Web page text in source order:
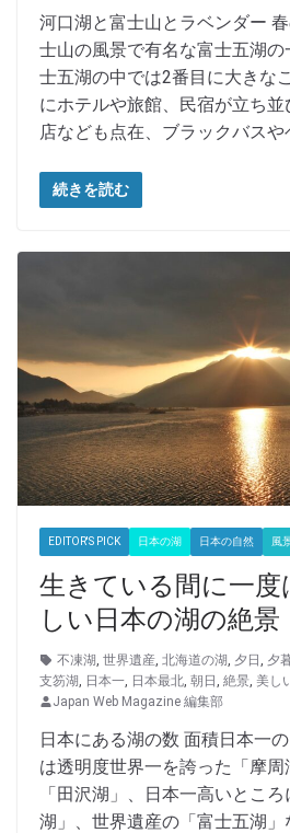
河口湖と富士山とラベンダー
士山の風景で有名な富士五湖
士五湖の中では2番目に大きな
にホテルや旅館、民宿が立ち
店なども点在、ブラックバスや
続きを読む
EDITOR'S PICK 日本の湖 日本の自然 風
生きている間に一度
しい日本の湖の絶景
不凍湖 世界遺産 北海道の湖 夕日 夕
支笏湖
日本一 日本最北 朝日 絶景 美し
Japan Web Magazine 編集部
日本にある湖の数 面積日本一
は透明度世界一を誇った「摩
「田沢湖」、日本一高いとこ
湖」、世界遺産の「富士五湖